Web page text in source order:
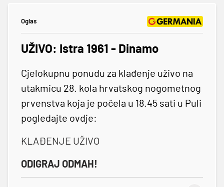
Oglas
UŽIVO: Istra 1961 - Dinamo
Cjelokupnu ponudu za klađenje uživo na
utakmicu 28. kola hrvatskog nogometnog
prvenstva koja je počela u 18.45 sati u Puli
pogledajte ovdje:
KLAĐENJE UŽIVO
ODIGRAJ ODMAH!